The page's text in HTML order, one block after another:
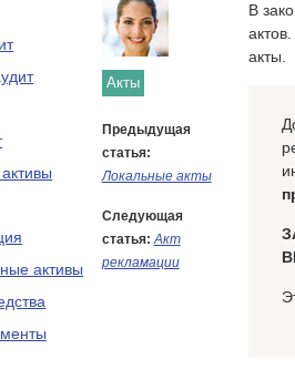
активы
Акты
Предыдущая
статья:
Локальные акты
Следующая
статья: Акт
рекламации
В
акты.